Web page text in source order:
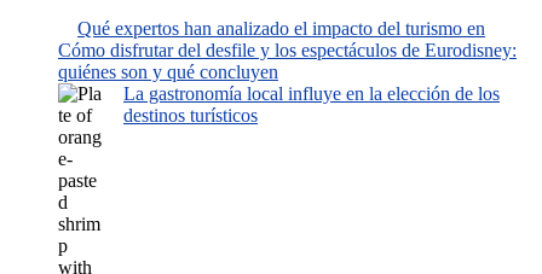
Qué expertos han analizado el impacto del turismo en
Cómo disfrutar del desfile y los espectáculos de Eurodisney:
quiénes son y qué concluyen
La gastronomía local influye en la elección de los
destinos turísticos